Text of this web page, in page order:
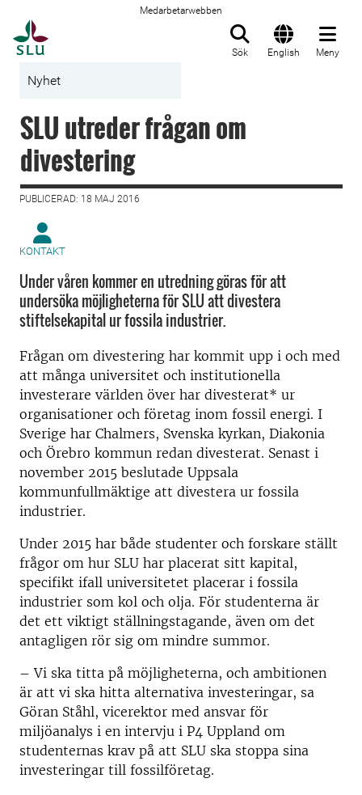
Medarbetarwebben
Sök English Meny
Nyhet
SLU utreder frågan om
divestering
PUBLICERAD: 18 MAJ 2016
KONTAKT
Under våren kommer en utredning göras för att
undersöka möjligheterna för SLU att divestera
stiftelsekapital ur fossila industrier.
Frågan om divestering har kommit upp i och med
att många universitet och institutionella
investerare världen över har divesterat* ur
organisationer och företag inom fossil energi. I
Sverige har Chalmers, Svenska kyrkan, Diakonia
och Örebro kommun redan divesterat. Senast i
november 2015 beslutade Uppsala
kommunfullmäktige att divestera ur fossila
industrier.
Under 2015 har både studenter och forskare ställt
frågor om hur SLU har placerat sitt kapital,
specifikt ifall universitetet placerar i fossila
industrier som kol och olja. För studenterna är
det ett viktigt ställningstagande, även om det
antagligen rör sig om mindre summor.
– Vi ska titta på möjligheterna, och ambitionen
är att vi ska hitta alternativa investeringar, sa
Göran Ståhl, vicerektor med ansvar för
miljöanalys i en intervju i P4 Uppland om
studenternas krav på att SLU ska stoppa sina
investeringar till fossilföretag.